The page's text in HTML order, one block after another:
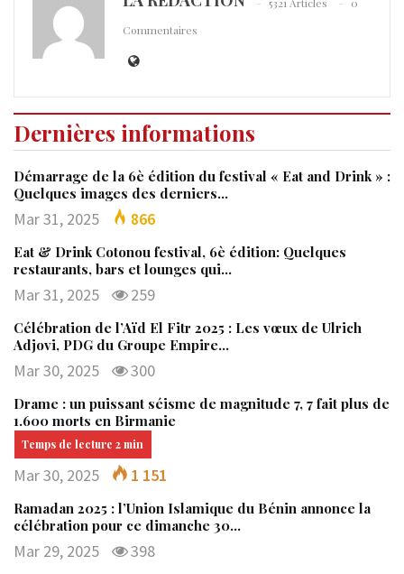
Commentaires
Dernières informations
Démarrage de la 6è édition du festival « Eat and Drink » :
Quelques images des derniers…
Mar 31, 2025 866
Eat & Drink Cotonou festival, 6è édition: Quelques
restaurants, bars et lounges qui…
Mar 31, 2025 259
Célébration de l’Aïd El Fitr 2025 : Les vœux de Ulrich
Adjovi, PDG du Groupe Empire…
Mar 30, 2025 300
Drame : un puissant séisme de magnitude 7, 7 fait plus de
1.600 morts en Birmanie
Mar 30, 2025 1 151
Ramadan 2025 : l’Union Islamique du Bénin annonce la
célébration pour ce dimanche 30…
Mar 29, 2025 398